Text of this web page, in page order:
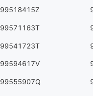
99518415Z
99571163T
99541723T
99594617V
99555907Q